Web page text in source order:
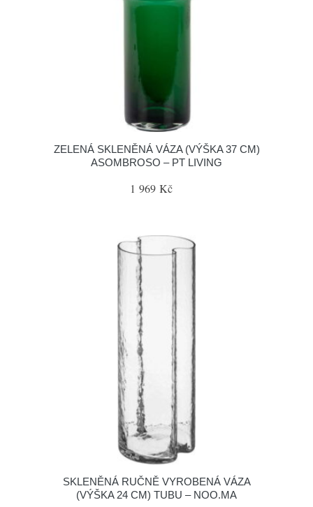
ZELENÁ SKLENĚNÁ VÁZA (VÝŠKA 37 CM)
ASOMBROSO – PT LIVING
1 969 Kč
SKLENĚNÁ RUČNĚ VYROBENÁ VÁZA
(VÝŠKA 24 CM) TUBU – NOO.MA